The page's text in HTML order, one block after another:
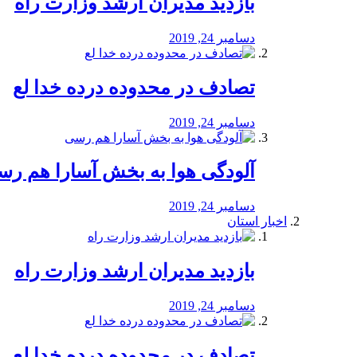
دسامبر 24, 2019
تصادف در محدوده درده خدا لع
دسامبر 24, 2019
آلودگی هوا به بخش آسارا هم
دسامبر 24, 2019
اخبار استان
بازدید مدیران ارشد وزارت راه
دسامبر 24, 2019